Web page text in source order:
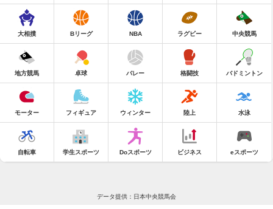
大相撲 Bリーグ NBA ラグビー 中央競馬
地方競馬 卓球 バレー 格闘技 バドミントン
モーター フィギュア ウィンター 陸上 水泳
自転車 学生スポーツ Doスポーツ ビジネス eスポーツ
データ提供：日本中央競馬会